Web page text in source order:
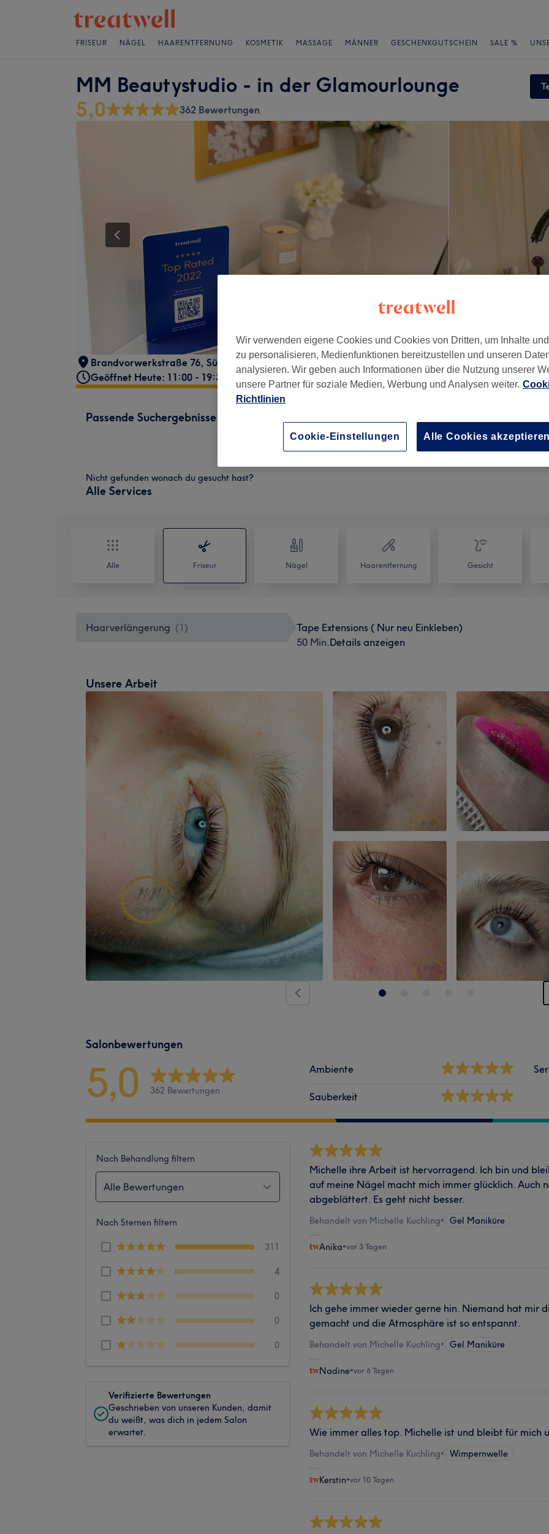
FRISEUR NÄGEL HAARENTFERNUNG KOSMETIK MASSAGE MÄNNER GESCHENKGUTSCHEIN SALE %
MM Beautystudio - in der Glamourlounge
5,0 362 Bewertungen
Brandvorwerkstraße 76, Südvorstadt, Leipzig, 04275
Geöffnet Heute: 11:00 - 19:30
Passende Suchergebnisse
50 Min.Details anzeigen
Nicht gefunden wonach du gesucht hast?
Alle Services
Alle Friseur Nägel Haarentfernung Gesicht
Haarverlängerung (1 )
Tape Extensions ( Nur neu Einkleben)
50 Min.Details anzeigen
Unsere Arbeit
Salonbewertungen
5,0 362 Bewertungen
Ambiente
Sauberkeit
Nach Behandlung filtern
Alle Bewertungen
Nach Sternen filtern
311
4
0
0
0
Verifizierte Bewertungen
Geschrieben von unseren Kunden, damit
du weißt, was dich in jedem Salon
erwartet.
Michelle ihre Arbeit ist hervorragend. Ich bin und
auf meine Nägel macht mich immer glücklich. Auch
abgeblättert. Es geht nicht besser.
Behandelt von Michelle Kuchling• Gel Maniküre
Anika•vor 3 Tagen
Ich gehe immer wieder gerne hin. Niemand hat mir
gemacht und die Atmosphäre ist so entspannt.
Behandelt von Michelle Kuchling• Gel Maniküre
Nadine•vor 6 Tagen
Wie immer alles top. Michelle ist und bleibt für mich
Behandelt von Michelle Kuchling• Wimpernwelle
Kerstin•vor 10 Tagen
Wir verwenden eigene Cookies und Cookies von Dritten, um Inhalte
zu personalisieren, Medienfunktionen bereitzustellen und unseren
analysieren. Wir geben auch Informationen über die Nutzung unserer
unsere Partner für soziale Medien, Werbung und Analysen weiter.
Richtlinien
Cookie-Einstellungen Alle Cookies